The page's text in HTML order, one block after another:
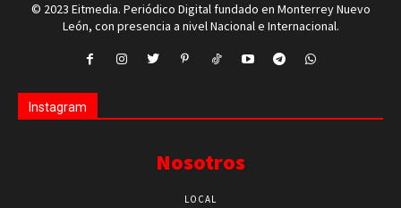
© 2023 Eitmedia. Periódico Digital fundado en Monterrey Nuevo
León, con presencia a nivel Nacional e Internacional.
Instagram
Nosotros
LOCAL